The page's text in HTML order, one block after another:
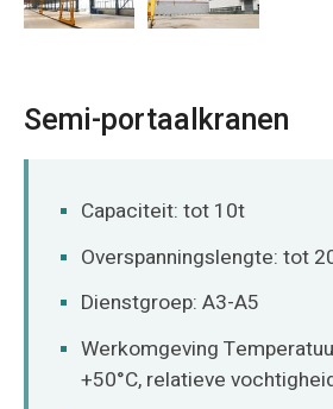
Semi-portaalkranen
Capaciteit: tot 10t
Overspanningslengte: tot
Dienstgroep: A3-A5
Werkomgeving
+50°C, relatieve